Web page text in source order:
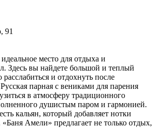
91
место для отдыха и
Здесь вы найдете большой и теплый
и отдохнуть после
парная с вениками для парения
в атмосферу традиционного
душистым паром и гармонией.
кальян, который добавляет нотки
Амели» предлагает не только отдых,